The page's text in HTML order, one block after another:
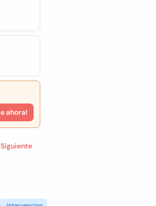
ahora!
Siguiente